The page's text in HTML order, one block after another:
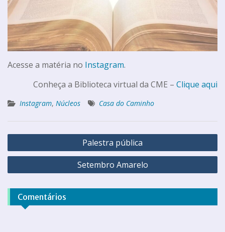
Acesse a matéria no Instagram.
Conheça a Biblioteca virtual da CME – Clique aqui
Instagram, Núcleos Casa do Caminho
Palestra pública
Setembro Amarelo
Comentários